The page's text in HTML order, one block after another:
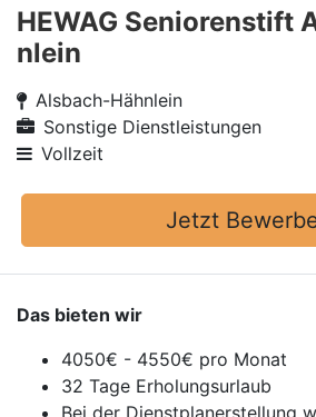
HEWAG Seniorenstift
nlein
Alsbach-Hähnlein
Sonstige Dienstleistungen
Vollzeit
Jetzt
Das bieten wir
4050€ - 4550€ pro Monat
32 Tage Erholungsurlaub
Bei der Dienstplanerstellung